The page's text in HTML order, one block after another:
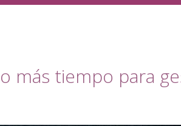
más tiempo para